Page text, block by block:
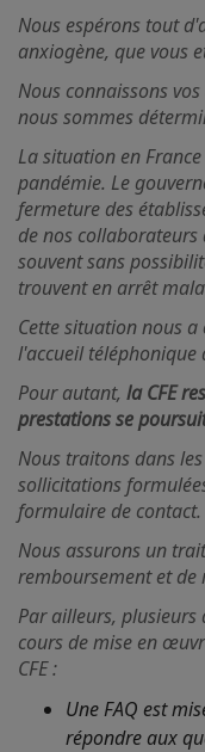
Nous espérons tout
anxiogène, que vous
Nous connaissons
nous sommes
La situation en
pandémie. Le
fermeture des
de nos
souvent sans
trouvent en arrêt
Cette situation nous
l'accueil téléphonique
Pour autant, la CFE
prestations se
Nous traitons dans
sollicitations
formulaire de contact.
Nous assurons un
remboursement et de
Par ailleurs,
cours de mise en
CFE :
Une FAQ est
répondre aux